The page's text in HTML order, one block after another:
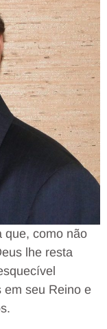
que, como não
lhe resta
em seu Reino e